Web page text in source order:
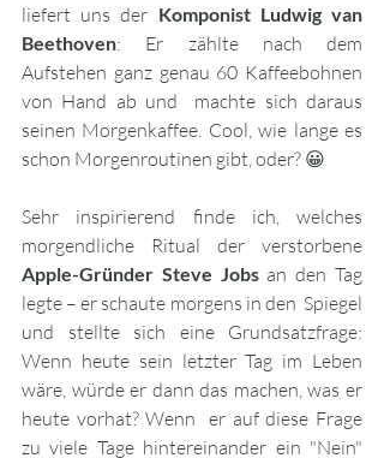
liefert uns der Komponist Ludwig van
Beethoven: Er zählte nach dem
Aufstehen ganz genau 60 Kaffeebohnen
von Hand ab und  machte sich daraus
seinen Morgenkaffee. Cool, wie lange es
schon Morgenroutinen gibt, oder? 😀
Sehr inspirierend finde ich, welches
Apple-Gründer Steve Jobs an den Tag
legte – er schaute morgens in den  Spiegel
und stellte sich eine Grundsatzfrage:
Wenn heute sein letzter Tag im Leben
wäre, würde er dann das machen, was er
heute vorhat? Wenn  er auf diese Frage
zu viele Tage hintereinander ein "Nein"